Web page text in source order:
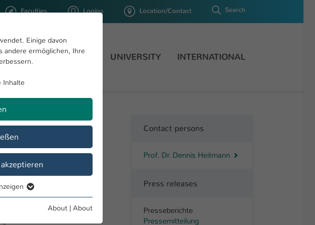
Faculties Logins Location/Contact Search
RESEARCH UNIVERSITY INTERNATIONAL
Tobias Koch
für Wirtschaft
Contact persons
Prof. Dr. Dennis Heitmann
Press releases
Presseberichte
Pressemitteilung
Einige davon
andere ermöglichen, Ihre
Inhalte
Funktionen der
About | About